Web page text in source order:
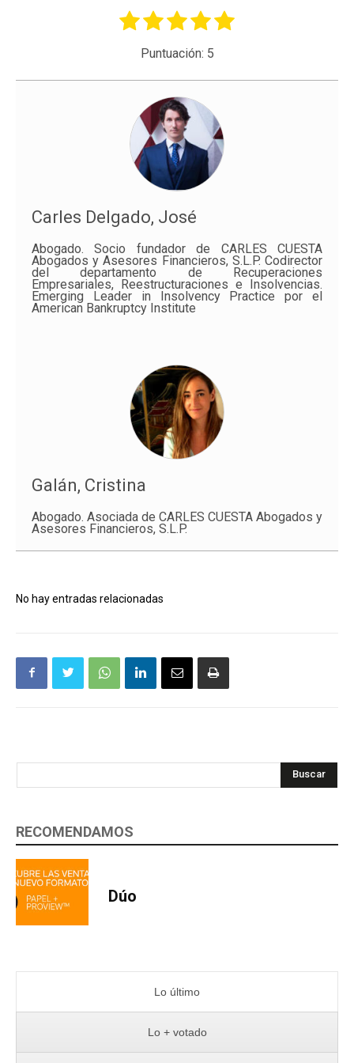
Puntuación: 5
Carles Delgado, José
Abogado. Socio fundador de CARLES CUESTA
Abogados y Asesores Financieros, S.L.P. Codirector
del departamento de Recuperaciones
Empresariales, Reestructuraciones e Insolvencias.
Emerging Leader in Insolvency Practice por el
American Bankruptcy Institute
Galán, Cristina
Abogado. Asociada de CARLES CUESTA Abogados y
Asesores Financieros, S.L.P.
No hay entradas relacionadas
Buscar
RECOMENDAMOS
Dúo
Lo último
Lo + votado